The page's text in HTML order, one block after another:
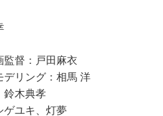
監督：戸田麻衣
デリング：相馬 洋
鈴木典孝
ゲユキ、灯夢